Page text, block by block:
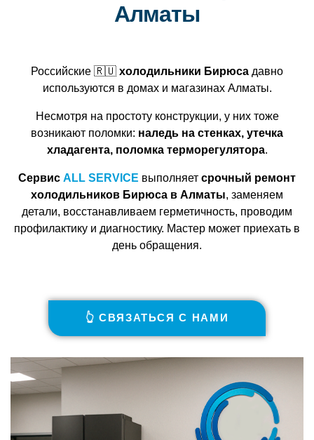
Алматы
Российские 🇷🇺 холодильники Бирюса давно
используются в домах и магазинах Алматы.
Несмотря на простоту конструкции, у них тоже
возникают поломки: наледь на стенках, утечка
хладагента, поломка терморегулятора.
Сервис ALL SERVICE выполняет срочный ремонт
холодильников Бирюса в Алматы, заменяем
детали, восстанавливаем герметичность, проводим
профилактику и диагностику. Мастер может приехать в
день обращения.
👆 СВЯЗАТЬСЯ С НАМИ